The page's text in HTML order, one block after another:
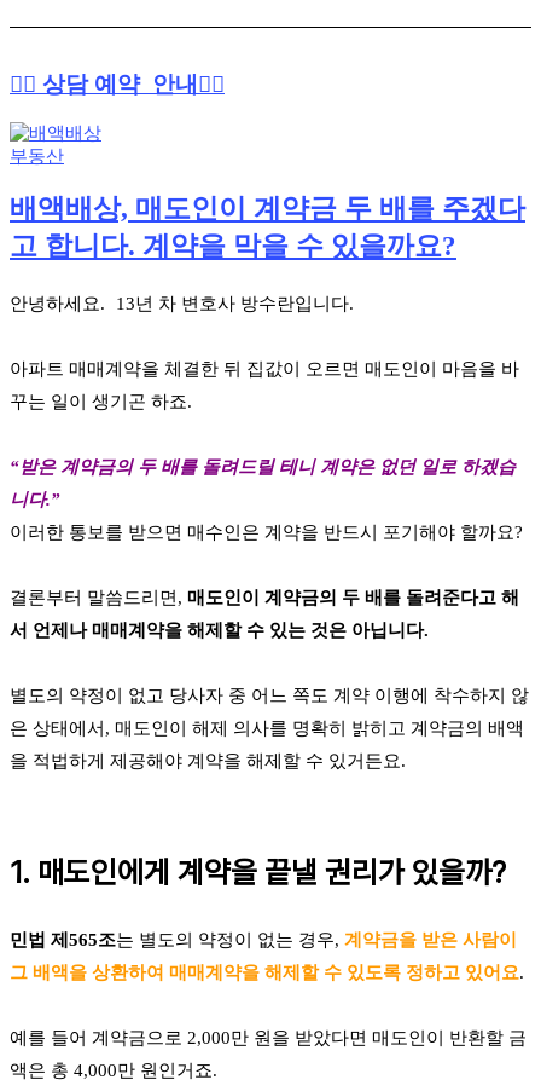
👉🏻 상담 예약 안내👈🏻
부동산
배액배상, 매도인이 계약금 두 배를 주겠다
고 합니다. 계약을 막을 수 있을까요?
안녕하세요. 13년 차 변호사 방수란입니다.
아파트 매매계약을 체결한 뒤 집값이 오르면 매도인이 마음을 바
꾸는 일이 생기곤 하죠.
“받은 계약금의 두 배를 돌려드릴 테니 계약은 없던 일로 하겠습
니다.”
이러한 통보를 받으면 매수인은 계약을 반드시 포기해야 할까요?
결론부터 말씀드리면, 매도인이 계약금의 두 배를 돌려준다고 해
서 언제나 매매계약을 해제할 수 있는 것은 아닙니다.
별도의 약정이 없고 당사자 중 어느 쪽도 계약 이행에 착수하지 않
은 상태에서, 매도인이 해제 의사를 명확히 밝히고 계약금의 배액
을 적법하게 제공해야 계약을 해제할 수 있거든요.
1. 매도인에게 계약을 끝낼 권리가 있을까?
민법 제565조는 별도의 약정이 없는 경우, 계약금을 받은 사람이
그 배액을 상환하여 매매계약을 해제할 수 있도록 정하고 있어요.
예를 들어 계약금으로 2,000만 원을 받았다면 매도인이 반환할 금
액은 총 4,000만 원인거죠.